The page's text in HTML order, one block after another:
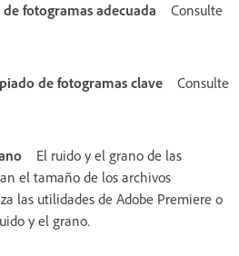
fotogramas adecuada
Consulte
de fotogramas clave
Consulte
El ruido y el grano de las
el tamaño de los archivos
las utilidades de Adobe Premiere o
y el grano.